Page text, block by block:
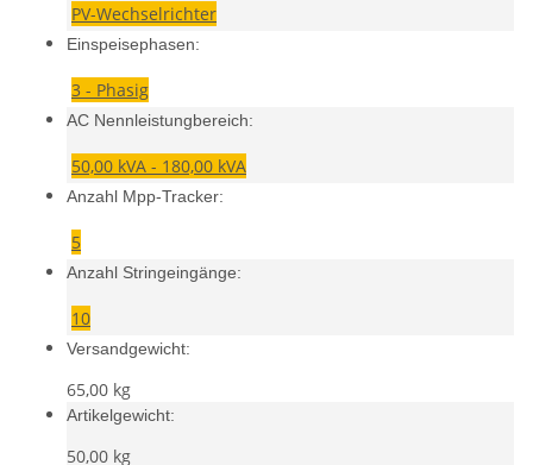
PV-Wechselrichter
Einspeisephasen:
3 - Phasig
AC Nennleistungbereich:
50,00 kVA - 180,00 kVA
Anzahl Mpp-Tracker:
5
Anzahl Stringeingänge:
10
Versandgewicht:
65,00 kg
Artikelgewicht:
50,00 kg